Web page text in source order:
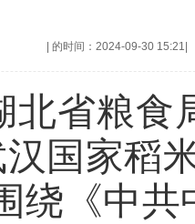
的时间：2024-09-30 15:21
粮食局
国家稻
绕《中